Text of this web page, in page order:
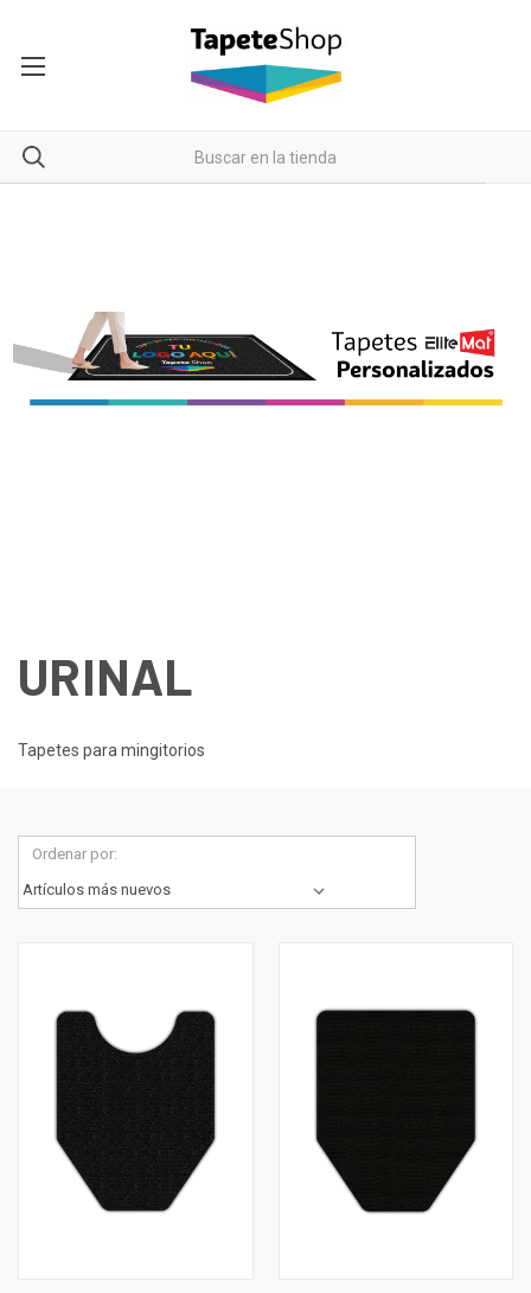
URINAL
Tapetes para mingitorios
Ordenar por: